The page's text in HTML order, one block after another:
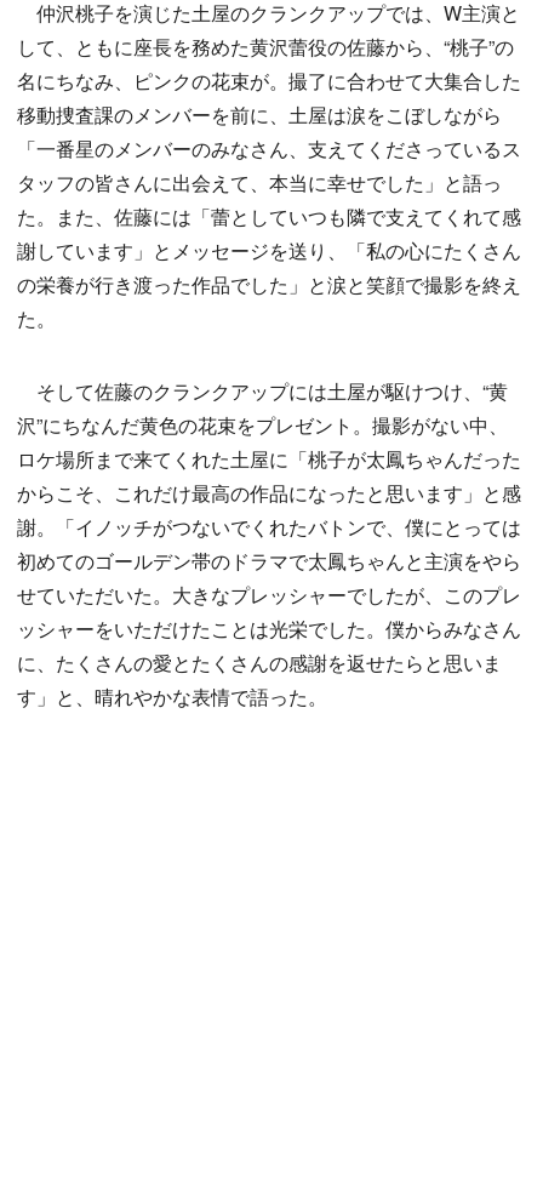
仲沢桃子を演じた土屋のクランクアップでは、W主演と
して、ともに座長を務めた黄沢蕾役の佐藤から、“桃子”の
名にちなみ、ピンクの花束が。撮了に合わせて大集合した
移動捜査課のメンバーを前に、土屋は涙をこぼしながら
「一番星のメンバーのみなさん、支えてくださっているス
タッフの皆さんに出会えて、本当に幸せでした」と語っ
た。また、佐藤には「蕾としていつも隣で支えてくれて感
謝しています」とメッセージを送り、「私の心にたくさん
の栄養が行き渡った作品でした」と涙と笑顔で撮影を終え
た。
そして佐藤のクランクアップには土屋が駆けつけ、“黄
沢”にちなんだ黄色の花束をプレゼント。撮影がない中、
ロケ場所まで来てくれた土屋に「桃子が太鳳ちゃんだった
からこそ、これだけ最高の作品になったと思います」と感
謝。「イノッチがつないでくれたバトンで、僕にとっては
初めてのゴールデン帯のドラマで太鳳ちゃんと主演をやら
せていただいた。大きなプレッシャーでしたが、このプレ
ッシャーをいただけたことは光栄でした。僕からみなさん
に、たくさんの愛とたくさんの感謝を返せたらと思いま
す」と、晴れやかな表情で語った。